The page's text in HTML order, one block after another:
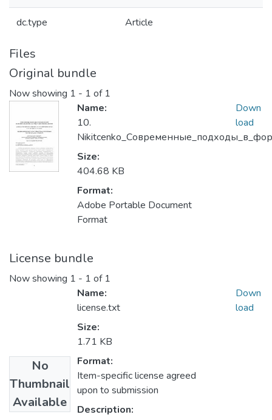
dc.type Article
Files
Original bundle
Now showing 1 - 1 of 1
Name:
10.
Size:
404.68 KB
Format:
Adobe Portable Document
Format
Down
load
License bundle
Now showing 1 - 1 of 1
No
Thumbnail
Available
Name:
license.txt
Size:
1.71 KB
Format:
Item-specific license agreed
upon to submission
Description:
Down
load